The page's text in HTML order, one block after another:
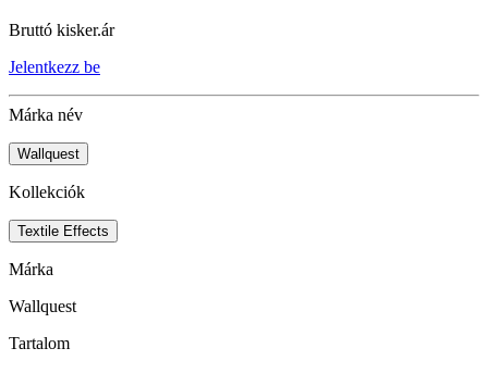
Bruttó kisker.ár
Jelentkezz be
Márka név
Wallquest
Kollekciók
Textile Effects
Márka
Wallquest
Tartalom